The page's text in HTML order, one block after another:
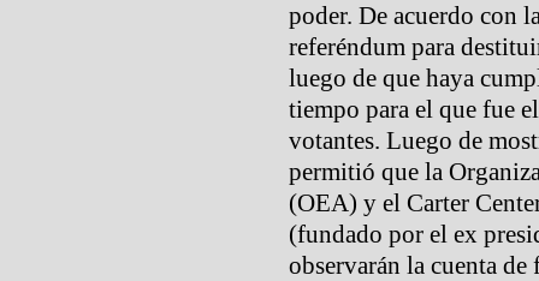
poder. De acuerdo con
referéndum para
luego de que haya
tiempo para el que fue
votantes. Luego de
permitió que la
(OEA) y el Carter
(fundado por el ex
observarán la cuenta